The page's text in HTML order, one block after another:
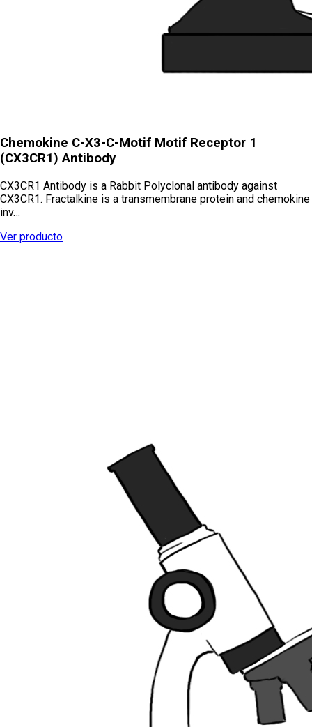
Chemokine C-X3-C-Motif Motif Receptor 1
(CX3CR1) Antibody
CX3CR1 Antibody is a Rabbit Polyclonal antibody against
CX3CR1. Fractalkine is a transmembrane protein and chemokine
inv…
Ver producto